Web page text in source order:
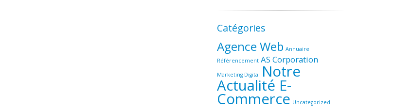
Catégories
Agence Web Annuaire
Référencement AS Corporation
Marketing Digital Notre
Actualité E-
Commerce Uncategorized